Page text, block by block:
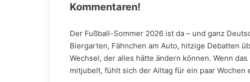
Kommentaren!
Der Fußball-Sommer 2026 ist da – und ganz
Biergarten, Fähnchen am Auto, hitzige Debatten
Wechsel, der alles hätte ändern können. Wenn
mitjubelt, fühlt sich der Alltag für ein paar Wochen